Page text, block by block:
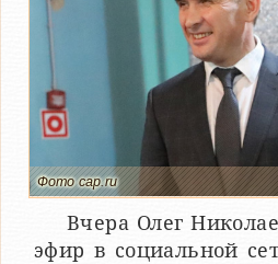
Фото cap.ru
Вчера Олег
эфир в социальной